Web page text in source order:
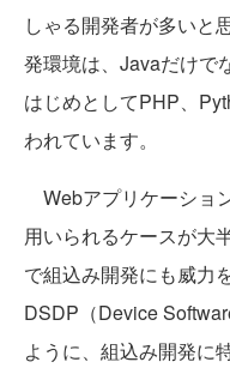
しゃる開発者が多いと
発環境は、Javaだけで
はじめとしてPHP、
われています。
Webアプリケーショ
用いられるケースが大
で組込み開発にも威力
DSDP（Device
ように、組込み開発に